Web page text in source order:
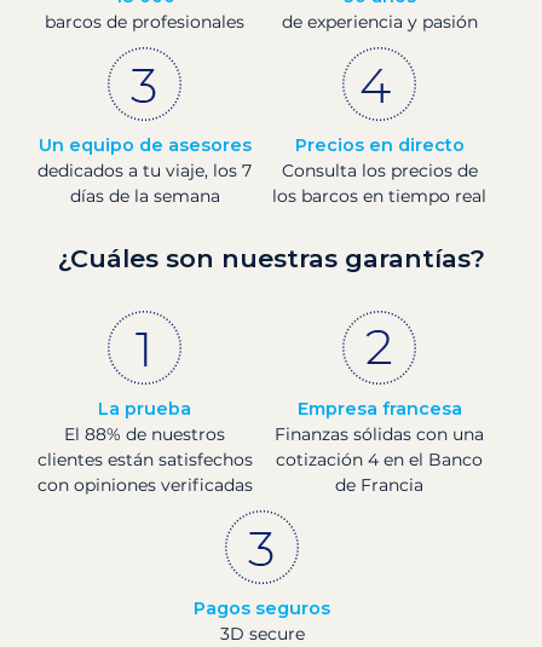
barcos de profesionales
de experiencia y pasión
Un equipo de asesores
dedicados a tu viaje, los 7
días de la semana
Precios en directo
Consulta los precios de
los barcos en tiempo real
¿Cuáles son nuestras garantías?
La prueba
El 88% de nuestros
clientes están satisfechos
con opiniones verificadas
Empresa francesa
Finanzas sólidas con una
cotización 4 en el Banco
de Francia
Pagos seguros
3D secure